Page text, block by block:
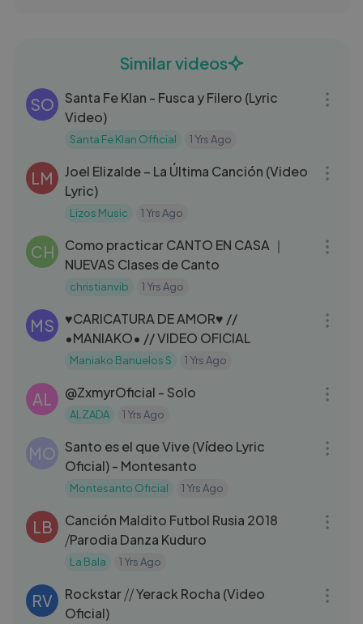
Similar videos
SO
Santa Fe Klan - Fusca y Filero (Lyric
Video)
Santa Fe Klan Official 1 Yrs Ago
LM
Joel Elizalde – La Última Canción (Video
Lyric)
Lizos Music 1 Yrs Ago
CH
Como practicar CANTO EN CASA ｜
NUEVAS Clases de Canto
christianvib 1 Yrs Ago
MS
♥CARICATURA DE AMOR♥ //
•MANIAKO• // VIDEO OFICIAL
Maniako Banuelos S 1 Yrs Ago
AL ‪@ZxmyrOficial‬ - Solo
ALZADA 1 Yrs Ago
MO
Santo es el que Vive (Vídeo Lyric
Oficial) - Montesanto
Montesanto Oficial 1 Yrs Ago
LB
Canción Maldito Futbol Rusia 2018
⧸Parodia Danza Kuduro
La Bala 1 Yrs Ago
RV
Rockstar ⧸⧸ Yerack Rocha (Video
Oficial)